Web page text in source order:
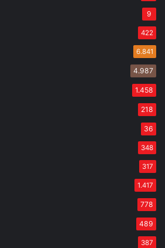
9
422
6.841
4.987
1.458
218
36
348
317
1.417
778
489
387